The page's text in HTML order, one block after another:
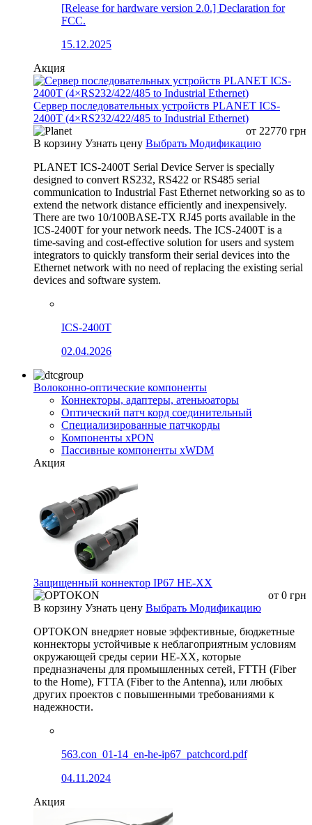
[Release for hardware version 2.0.] Declaration for
FCC.
15.12.2025
Акция
Сервер последовательных устройств PLANET ICS-
2400T (4×RS232/422/485 to Industrial Ethernet)
от 22770 грн
В корзину Узнать цену Выбрать Модификацию
PLANET ICS-2400T Serial Device Server is specially
designed to convert RS232, RS422 or RS485 serial
communication to Industrial Fast Ethernet networking so as to
extend the network distance efficiently and inexpensively.
There are two 10/100BASE-TX RJ45 ports available in the
ICS-2400T for your network needs. The ICS-2400T is a
time-saving and cost-effective solution for users and system
integrators to quickly transform their serial devices into the
Ethernet network with no need of replacing the existing serial
devices and software system.
ICS-2400T
02.04.2026
Волоконно-оптические компоненты
Коннекторы, адаптеры, атеньюаторы
Оптический патч корд соединительный
Специализированные патчкорды
Компоненты xPON
Пассивные компоненты xWDM
Акция
Защищенный коннектор IP67 HE-XX
от 0 грн
В корзину Узнать цену Выбрать Модификацию
OPTOKON внедряет новые эффективные, бюджетные
коннекторы устойчивые к неблагоприятным условиям
окружающей среды серии HE-XX, которые
предназначены для промышленных сетей, FTTH (Fiber
to the Home), FTTA (Fiber to the Antenna), или любых
других проектов с повышенными требованиями к
надежности.
563.con_01-14_en-he-ip67_patchcord.pdf
04.11.2024
Акция